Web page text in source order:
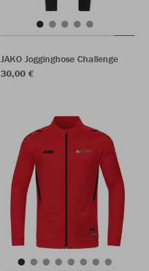
JAKO Jogginghose Challenge
30,00 €